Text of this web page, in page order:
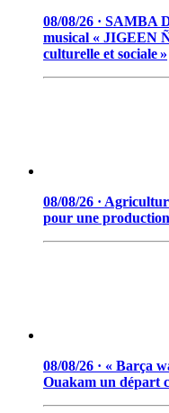
08/08/26 ·
musical « JIGEEN
culturelle et sociale »
08/08/26 ·
pour une
08/08/26 · « Barça
Ouakam un départ